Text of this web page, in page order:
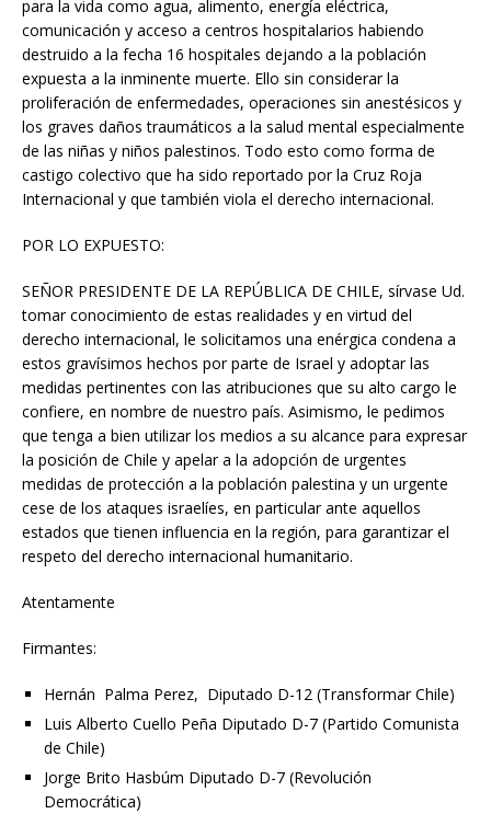
para la vida como agua, alimento, energía eléctrica,
comunicación y acceso a centros hospitalarios habiendo
destruido a la fecha 16 hospitales dejando a la población
expuesta a la inminente muerte. Ello sin considerar la
proliferación de enfermedades, operaciones sin anestésicos y
los graves daños traumáticos a la salud mental especialmente
de las niñas y niños palestinos. Todo esto como forma de
castigo colectivo que ha sido reportado por la Cruz Roja
Internacional y que también viola el derecho internacional.
POR LO EXPUESTO:
SEÑOR PRESIDENTE DE LA REPÚBLICA DE CHILE, sírvase Ud.
tomar conocimiento de estas realidades y en virtud del
derecho internacional, le solicitamos una enérgica condena a
estos gravísimos hechos por parte de Israel y adoptar las
medidas pertinentes con las atribuciones que su alto cargo le
confiere, en nombre de nuestro país. Asimismo, le pedimos
que tenga a bien utilizar los medios a su alcance para expresar
la posición de Chile y apelar a la adopción de urgentes
medidas de protección a la población palestina y un urgente
cese de los ataques israelíes, en particular ante aquellos
estados que tienen influencia en la región, para garantizar el
respeto del derecho internacional humanitario.
Atentamente
Firmantes:
Hernán Palma Perez, Diputado D-12 (Transformar Chile)
Luis Alberto Cuello Peña Diputado D-7 (Partido Comunista
de Chile)
Jorge Brito Hasbúm Diputado D-7 (Revolución
Democrática)